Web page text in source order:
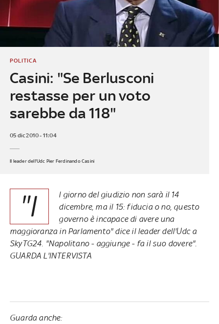
Casini: "Se Berlusconi
restasse per un voto
sarebbe da 118"
POLITICA
05 dic 2010 - 11:04
Il leader dell'Udc Pier Ferdinando Casini
"I
l giorno del giudizio non sarà il 14
dicembre, ma il 15: fiducia o no, questo
governo è incapace di avere una
maggioranza in Parlamento" dice il leader dell'Udc a
SkyTG24. "Napolitano - aggiunge - fa il suo dovere".
GUARDA L'INTERVISTA
Guarda anche: